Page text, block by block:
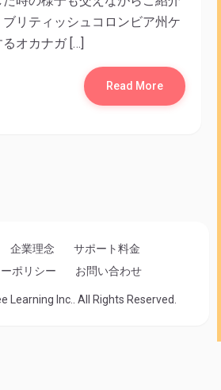
リティッシュコロンビア州ケ
オカナガ […]
Read More
企業理念
サポート料金
ポリシー
お問い合わせ
Learning Inc.. All Rights Reserved.